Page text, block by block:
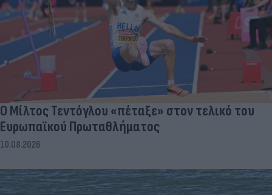
Ο Μίλτος Τεντόγλου «πέταξε» στον τελικό του
Ευρωπαϊκού Πρωταθλήματος
10.08.2026